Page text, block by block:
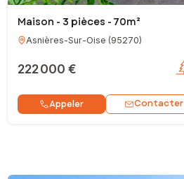
Maison - 3 pièces - 70m²
Asnières-Sur-Oise (95270)
222 000 €
Appeler Contacter